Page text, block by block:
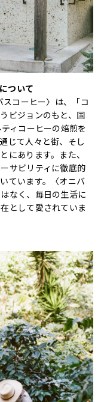
ついて
コーヒー〉は、「コ
ビジョンのもと、国
ィコーヒーの焙煎を
じて人々と街、そし
にあります。また、
サビリティに徹底的
ています。〈オニバ
なく、毎日の生活に
として愛されていま